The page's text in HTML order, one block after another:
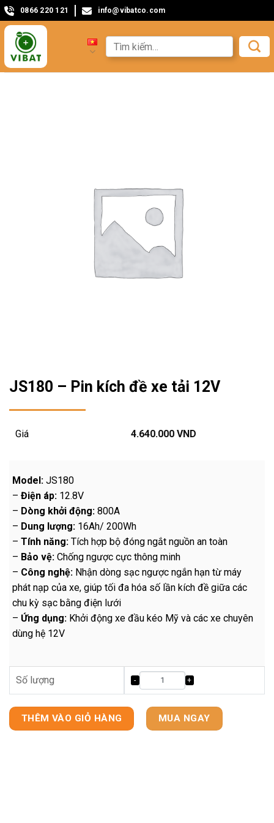
info@vibatco.com
0866 220 121
JS180 – Pin kích đề xe tải 12V
Giá 4.640.000 VND
Model: JS180
– Điện áp: 12.8V
– Dòng khởi động: 800A
– Dung lượng: 16Ah/ 200Wh
– Tính năng: Tích hợp bộ đóng ngắt nguồn an toàn
– Bảo vệ: Chống ngược cực thông minh
– Công nghệ: Nhận dòng sạc ngược ngắn hạn từ máy
phát nạp của xe, giúp tối đa hóa số lần kích đề giữa các
chu kỳ sạc bằng điện lưới
– Ứng dụng: Khởi động xe đầu kéo Mỹ và các xe chuyên
dùng hệ 12V
Số lượng
THÊM VÀO GIỎ HÀNG MUA NGAY